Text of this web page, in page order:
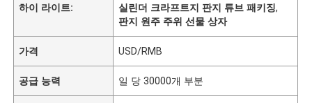
하이 라이트:
실린더 크라프트지 판지 튜브 패키징,
판지 원주 주위 선물 상자
가격 USD/RMB
공급 능력 일 당 30000개 부분